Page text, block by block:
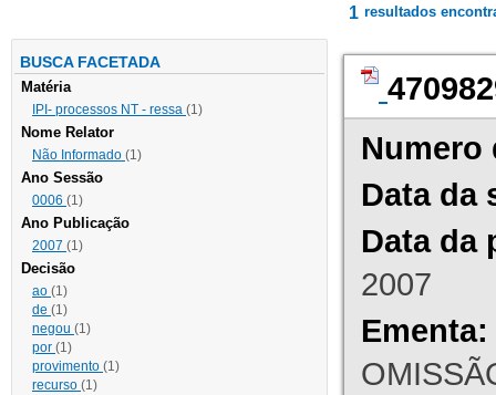
BUSCA FACETADA
Matéria
IPI- processos NT - ressa (1)
Nome Relator
Não Informado (1)
Ano Sessão
0006 (1)
Ano Publicação
2007 (1)
Decisão
ao (1)
de (1)
negou (1)
por (1)
provimento (1)
recurso (1)
1 resultados
Numero
Data da
Data da
2007
Ementa: